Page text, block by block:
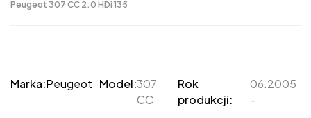
Peugeot 307 CC 2.0 HDi 135
Marka:Peugeot Model:307
CC
Rok
produkcji:
06.2005
-